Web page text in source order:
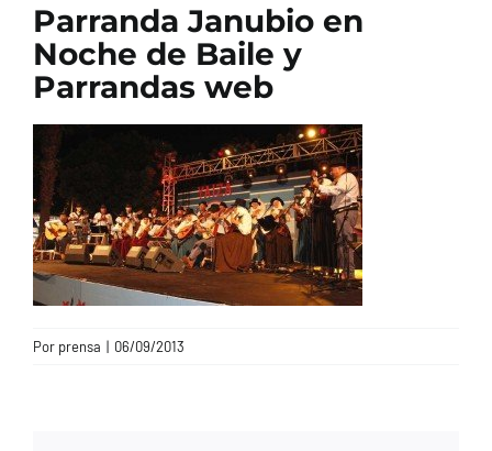
TURISMO
Parranda Janubio en
Noche de Baile y
Parrandas web
Por prensa | 06/09/2013